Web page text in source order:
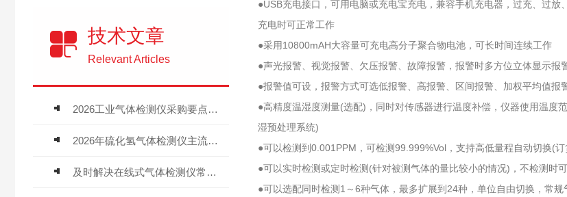
技术文章
Relevant Articles
2026工业气体检测仪采购要点：如何分辨固定式、复合、泵吸式检测仪优劣
2026年硫化氢气体检测仪主流品牌盘点及选型硬性要求
及时解决在线式气体检测仪常见问题有助于保障人员安全
●USB充电接口，可用电脑或充电宝充电，兼容手机充电器，过充、过
充电时可正常工作
●采用10800mAH大容量可充电高分子聚合物电池，可长时间连续工作
●声光报警、视觉报警、欠压报警、故障报警，报警时多方位立体显示报
●报警值可设，报警方式可选低报警、高报警、区间报警、加权平均值报
●高精度温湿度测量(选配)，同时对传感器进行温度补偿，仪器使用温
湿预处理系统)
●可以检测到0.001PPM，可检测99.999%Vol，支持高低量程自动切换(订
●可以实时检测或定时检测(针对被测气体的量比较小的情况)，不检测时
●可以选配同时检测1～6种气体，最多扩展到24种，单位自由切换，常